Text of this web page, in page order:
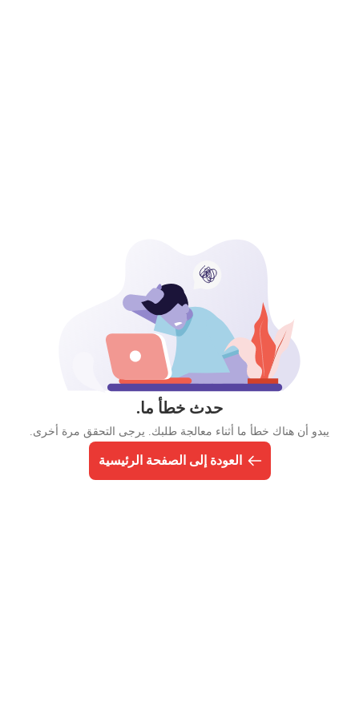
حدث خطأ ما.
يبدو أن هناك خطأ ما أثناء معالجة طلبك. يرجى التحقق مرة أخرى.
العودة إلى الصفحة الرئيسية